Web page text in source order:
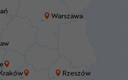
Rzeszów
Warszawa